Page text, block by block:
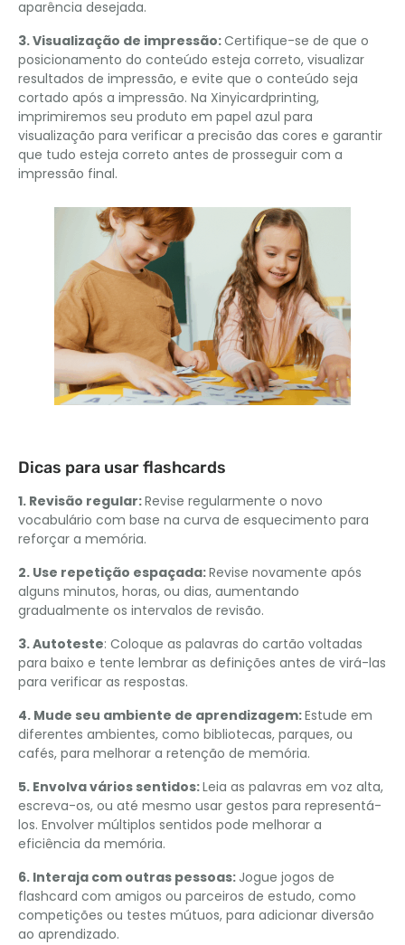
aparência desejada.
3. Visualização de impressão:Certifique-se de que o
posicionamento do conteúdo esteja correto, visualizar
resultados de impressão, e evite que o conteúdo seja
cortado após a impressão. Na Xinyicardprinting,
imprimiremos seu produto em papel azul para
visualização para verificar a precisão das cores e garantir
que tudo esteja correto antes de prosseguir com a
impressão final.
Dicas para usar flashcards
1. Revisão regular:Revise regularmente o novo
vocabulário com base na curva de esquecimento para
reforçar a memória.
2. Use repetição espaçada:Revise novamente após
alguns minutos, horas, ou dias, aumentando
gradualmente os intervalos de revisão.
3. Autoteste: Coloque as palavras do cartão voltadas
para baixo e tente lembrar as definições antes de virá-las
para verificar as respostas.
4. Mude seu ambiente de aprendizagem:Estude em
diferentes ambientes, como bibliotecas, parques, ou
cafés, para melhorar a retenção de memória.
5. Envolva vários sentidos:Leia as palavras em voz alta,
escreva-os, ou até mesmo usar gestos para representá-
los. Envolver múltiplos sentidos pode melhorar a
eficiência da memória.
6. Interaja com outras pessoas: Jogue jogos de
flashcard com amigos ou parceiros de estudo, como
competições ou testes mútuos, para adicionar diversão
ao aprendizado.